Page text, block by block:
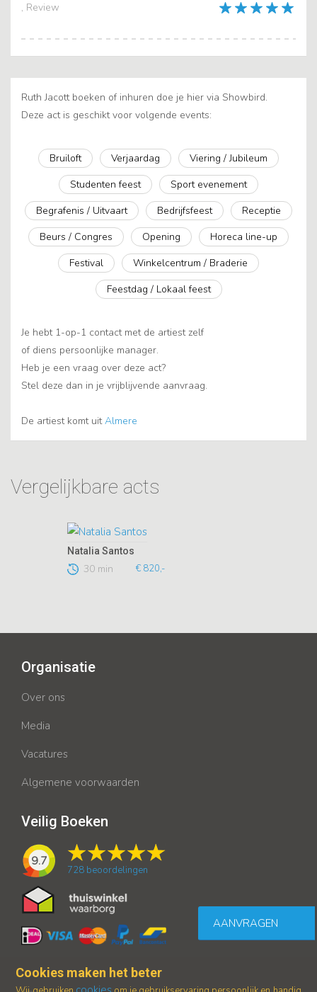
, Review
Ruth Jacott boeken of inhuren doe je hier via Showbird.
Deze act is geschikt voor volgende events:
Bruiloft Verjaardag
Viering / Jubileum
Studenten feest
Sport evenement
Begrafenis / Uitvaart
Bedrijfsfeest
Receptie
Beurs / Congres
Opening
Horeca line-up
Festival
Winkelcentrum / Braderie
Feestdag / Lokaal feest
Je hebt 1-op-1 contact met de artiest zelf
of diens persoonlijke manager.
Heb je een vraag over deze act?
Stel deze dan in je vrijblijvende aanvraag.
De artiest komt uitAlmere
Vergelijkbare acts
Natalia Santos
30 min € 820,-
AANVRAGEN
Organisatie
Over ons
Media
Vacatures
Algemene voorwaarden
Veilig Boeken
9.7
728 beoordelingen
Cookies maken het beter